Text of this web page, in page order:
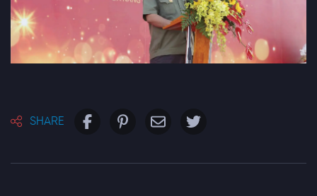
SHARE